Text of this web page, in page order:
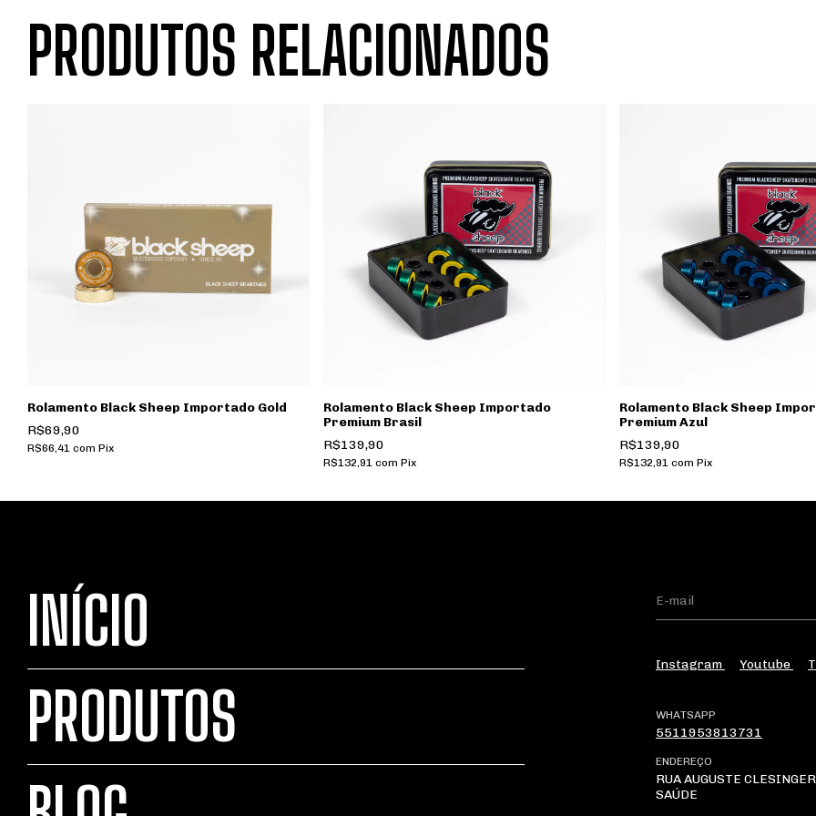
PRODUTOS RELACIONADOS
Rolamento Black Sheep Importado Gold
R$69,90
R$66,41 com Pix
Rolamento Black Sheep Importado
Premium Brasil
R$139,90
R$132,91 com Pix
Rolamento Black Sheep
Premium Azul
R$139,90
R$132,91 com Pix
INÍCIO
PRODUTOS
Instagram Youtube
WHATSAPP
5511953813731
ENDEREÇO
RUA AUGUSTE
SAÚDE